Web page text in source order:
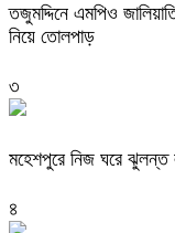
তজুমদ্দিনে এমপিও
নিয়ে তোলপাড়
৩
মহেশপুরে নিজ ঘরে ঝুলন্ত
৪